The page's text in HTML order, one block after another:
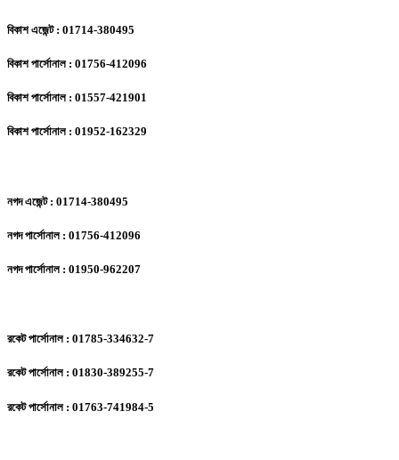
বিকাশ এজেন্ট : 01714-380495
বিকাশ পার্সোনাল : 01756-412096
বিকাশ পার্সোনাল : 01557-421901
বিকাশ পার্সোনাল : 01952-162329
নগদ এজেন্ট : 01714-380495
নগদ পার্সোনাল : 01756-412096
নগদ পার্সোনাল : 01950-962207
রকেট পার্সোনাল : 01785-334632-7
রকেট পার্সোনাল : 01830-389255-7
রকেট পার্সোনাল : 01763-741984-5